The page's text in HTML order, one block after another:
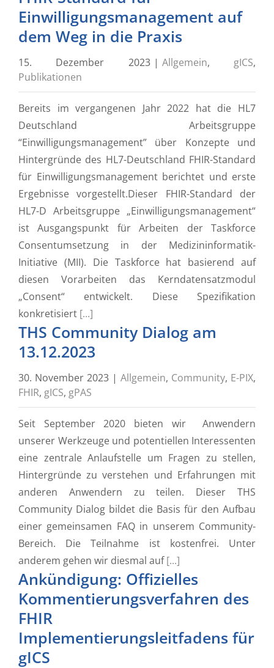
Einwilligungsmanagement auf
dem Weg in die Praxis
15. Dezember 2023 | Allgemein, gICS,
Publikationen
Bereits im vergangenen Jahr 2022 hat die HL7
Deutschland Arbeitsgruppe
“Einwilligungsmanagement” über Konzepte und
Hintergründe des HL7-Deutschland FHIR-Standard
für Einwilligungsmanagement berichtet und erste
Ergebnisse vorgestellt.Dieser FHIR-Standard der
HL7-D Arbeitsgruppe „Einwilligungsmanagement“
ist Ausgangspunkt für ­Arbeiten der Taskforce
Consentumsetzung in der Medizininformatik-
Initiative (MII). Die Taskforce hat basierend auf
diesen Vorarbeiten das Kerndatensatzmodul
„Consent“ entwickelt. Diese Spezifikation
konkretisiert [...]
THS Community Dialog am
13.12.2023
30. November 2023 | Allgemein, Community, E-PIX,
FHIR, gICS, gPAS
Seit September 2020 bieten wir Anwendern
unserer Werkzeuge und potentiellen Interessenten
eine zentrale Anlaufstelle um Fragen zu stellen,
Hintergründe zu verstehen und Erfahrungen mit
anderen Anwendern zu teilen. Dieser THS
Community Dialog bildet die Basis für den Aufbau
einer gemeinsamen FAQ in unserem Community-
Bereich. Die Teilnahme ist kostenfrei. Unter
anderem gehen wir diesmal auf[...]
Ankündigung: Offizielles
Kommentierungsverfahren des
FHIR
Implementierungsleitfadens für
gICS